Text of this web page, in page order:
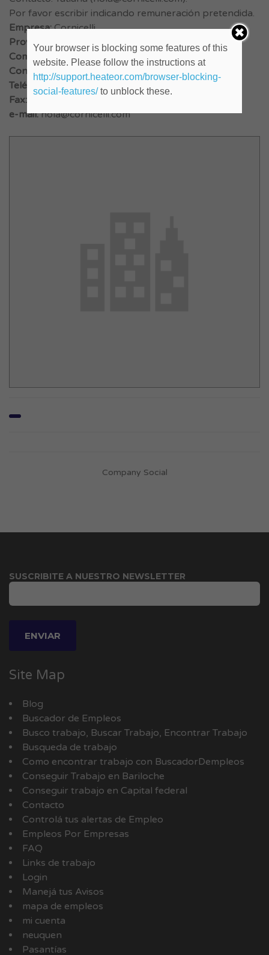
Por favor escribir indicando remuneración pretendida.
Empresa:Cornicelli
Provincia:
Capital Federal
Comienzo:
Contacto:Tatiana
Teléfono: 48569090
Fax:
e-mail: hola@cornicelli.com
Company Social
SUSCRIBITE A NUESTRO NEWSLETTER
Site Map
Blog
Buscador de Empleos
Busco trabajo, Buscar Trabajo, Encontrar Trabajo
Busqueda de trabajo
Como encontrar trabajo con BuscadorDempleos
Conseguir Trabajo en Bariloche
Conseguir trabajo en Capital federal
Contacto
Controlá tus alertas de Empleo
Empleos Por Empresas
FAQ
Links de trabajo
Login
Manejá tus Avisos
mapa de empleos
mi cuenta
neuquen
Pasantías
Your browser is blocking some features of this
website. Please follow the instructions at
http://support.heateor.com/browser-blocking-
social-features/to unblock these.